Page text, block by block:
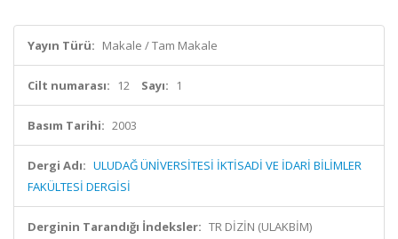
Yayın Türü: Makale / Tam Makale
Cilt numarası: 12 Sayı: 1
Basım Tarihi: 2003
Dergi Adı: ULUDAĞ ÜNİVERSİTESİ İKTİSADİ VE İDARİ BİLİMLER
FAKÜLTESİ DERGİSİ
Derginin Tarandığı İndeksler: TR DİZİN (ULAKBİM)